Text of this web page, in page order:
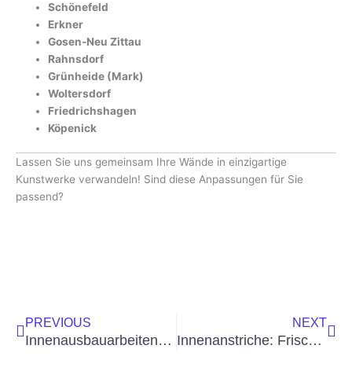
Schönefeld
Erkner
Gosen-Neu Zittau
Rahnsdorf
Grünheide (Mark)
Woltersdorf
Friedrichshagen
Köpenick
Lassen Sie uns gemeinsam Ihre Wände in einzigartige
Kunstwerke verwandeln! Sind diese Anpassungen für Sie
passend?
PREVIOUS
Innenausbauarbeiten in Teltow, Kleinmachnow & Umgebung – Präzision für Ihr Zuhause
NEXT
Innenanstriche: Frische und Atmosphäre für Ihr Zuhause in der Region